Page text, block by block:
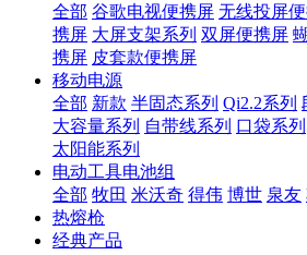
全部 谷歌电视便携屏 无线投屏
携屏 大屏支架系列 双屏便携屏
携屏 皮套款便携屏
移动电源
全部 新款 半固态系列 Qi2.2系列
大容量系列 自带线系列 口袋系列
太阳能系列
电动工具电池组
全部 牧田 米沃奇 得伟 博世 泉友
热熔枪
经典产品